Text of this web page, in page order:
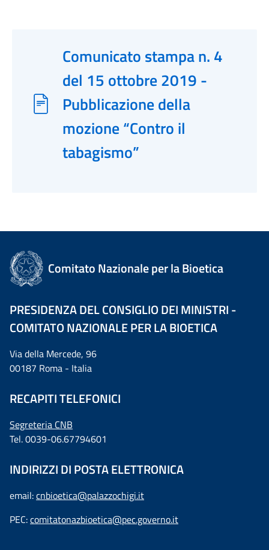
Comunicato stampa n. 4
del 15 ottobre 2019 -
Pubblicazione della
mozione “Contro il
tabagismo”
Comitato Nazionale per la Bioetica
PRESIDENZA DEL CONSIGLIO DEI MINISTRI -
COMITATO NAZIONALE PER LA BIOETICA
Via della Mercede, 96
00187 Roma - Italia
RECAPITI TELEFONICI
Segreteria CNB
Tel. 0039-06.67794601
INDIRIZZI DI POSTA ELETTRONICA
email:cnbioetica@palazzochigi.it
PEC:comitatonazbioetica@pec.governo.it